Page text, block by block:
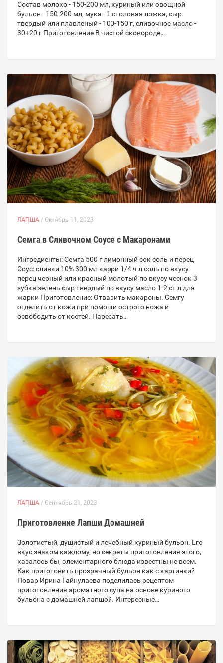
Состав молоко - 150-200 мл, куриный или овощной
бульон - 150-200 мл, мука - 1 столовая ложка, сыр
твердый или плавленый - 100-150 г, сливочное масло -
30+20 г Приготовление В чистой сковороде…
ЛАПША / Октябрь 11, 2023
Семга в Сливочном Соусе с Макаронами
Ингредиенты: Семга 500 г лимонный сок соль и перец
Соус: сливки 10% 300 мл карри 1/4 ч л соль по вкусу
перец черный или красный молотый по вкусу чеснок 3
зубка зелень сыр твердый по вкусу масло 1-2 ст л для
жарки Приготовление: Отварить макароны. Семгу
отделить от кожи при помощи острого ножа и
освободить от костей. Нарезать…
ЛАПША / Сентябрь 21, 2023
Приготовление Лапши Домашней
Золотистый, душистый и лечебный куриный бульон. Его
вкус знаком каждому, но секреты приготовления этого,
казалось бы, элементарного блюда известны не всем.
Как приготовить прозрачный бульон как с картинки?
Повар Ирина Гайнулаева поделилась рецептом
приготовления ароматного супа на основе куриного
бульона с домашней лапшой. Интересные…